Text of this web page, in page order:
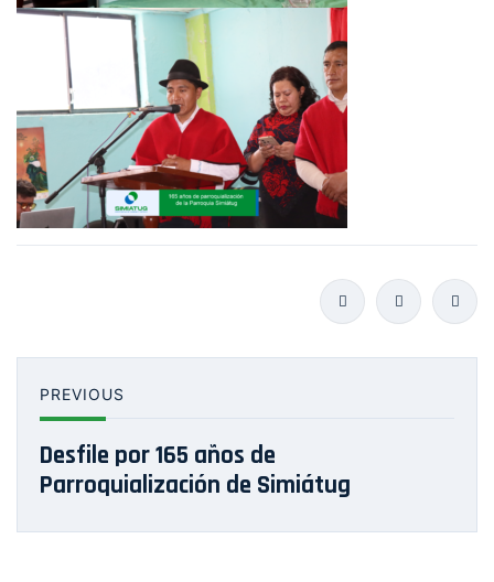
PREVIOUS
Desfile por 165 años de
Parroquialización de Simiátug